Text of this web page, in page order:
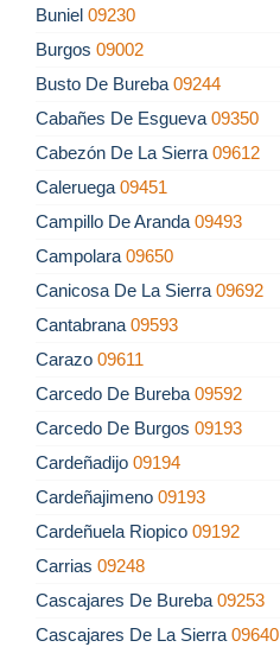
Buniel 09230
Burgos 09002
Busto De Bureba 09244
Cabañes De Esgueva 09350
Cabezón De La Sierra 09612
Caleruega 09451
Campillo De Aranda 09493
Campolara 09650
Canicosa De La Sierra 09692
Cantabrana 09593
Carazo 09611
Carcedo De Bureba 09592
Carcedo De Burgos 09193
Cardeñadijo 09194
Cardeñajimeno 09193
Cardeñuela Riopico 09192
Carrias 09248
Cascajares De Bureba 09253
Cascajares De La Sierra 09640